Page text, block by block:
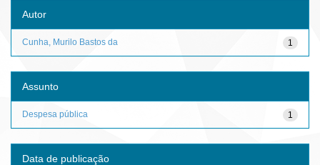
Autor
1
Cunha, Murilo Bastos da
Assunto
1
Despesa pública
Data de publicação